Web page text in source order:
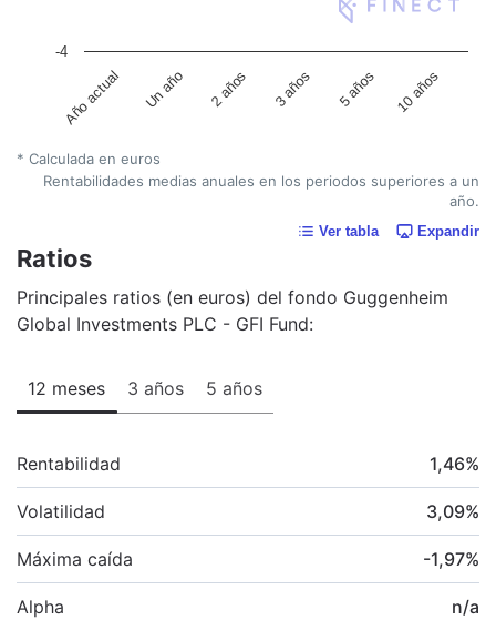
Año actual Un año 2 años 3 años 5 años 10 años
-4
* Calculada en euros
Rentabilidades medias anuales en los periodos superiores a un
año.
Ver tabla Expandir
Ratios
Principales ratios (en euros) del fondo Guggenheim
Global Investments PLC - GFI Fund:
12 meses 3 años 5 años
Rentabilidad 1,46%
Volatilidad 3,09%
Máxima caída -1,97%
Alpha n/a